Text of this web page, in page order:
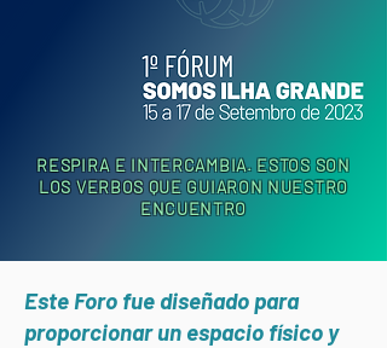
RESPIRA E INTERCAMBIA. ESTOS SON
LOS VERBOS QUE GUIARON NUESTRO
ENCUENTRO
Este Foro fue diseñado para
proporcionar un espacio físico y